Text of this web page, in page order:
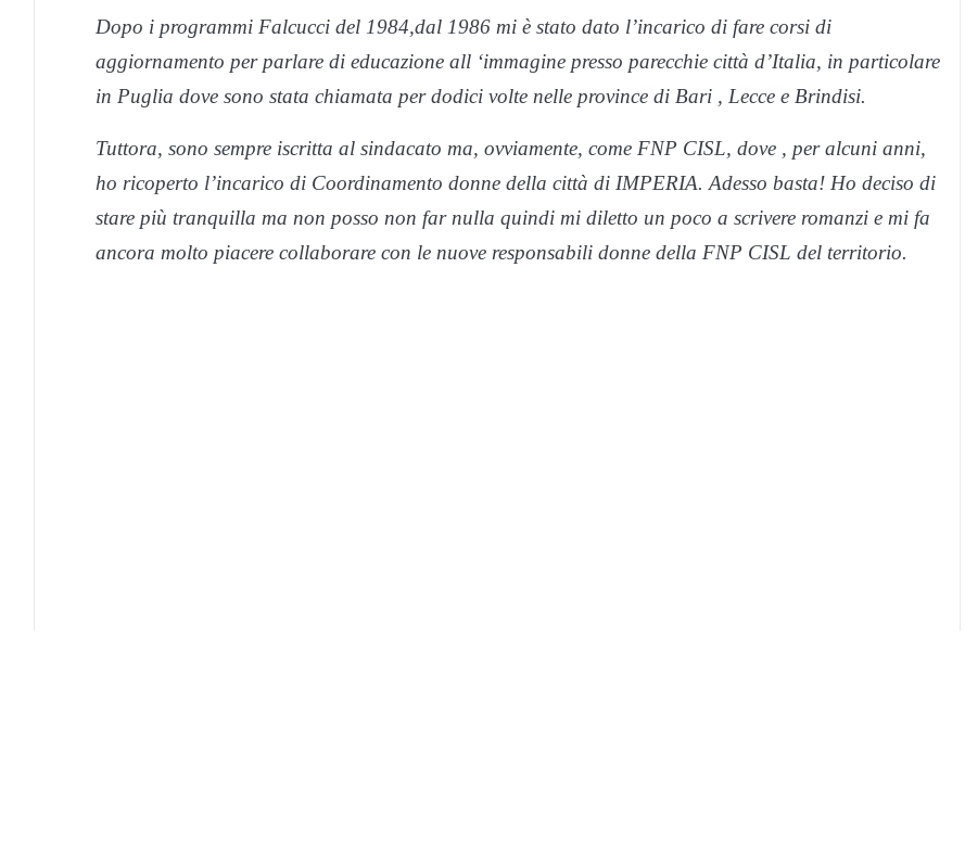
Dopo i programmi Falcucci del 1984,dal 1986 mi è stato dato l’incarico di fare corsi di
aggiornamento per parlare di educazione all ‘immagine presso parecchie città d’Italia, in particolare
in Puglia dove sono stata chiamata per dodici volte nelle province di Bari , Lecce e Brindisi.
Tuttora, sono sempre iscritta al sindacato ma, ovviamente, come FNP CISL, dove , per alcuni anni,
ho ricoperto l’incarico di Coordinamento donne della città di IMPERIA. Adesso basta! Ho deciso di
stare più tranquilla ma non posso non far nulla quindi mi diletto un poco a scrivere romanzi e mi fa
ancora molto piacere collaborare con le nuove responsabili donne della FNP CISL del territorio.